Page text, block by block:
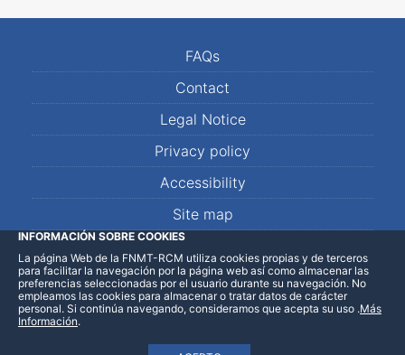
FAQs
Contact
Legal Notice
Privacy policy
Accessibility
Site map
LinkedInFacebookWhatsApp
INFORMACIÓN SOBRE COOKIES
La página Web de la FNMT-RCM utiliza cookies propias y de terceros
para facilitar la navegación por la página web así como almacenar las
preferencias seleccionadas por el usuario durante su navegación. No
empleamos las cookies para almacenar o tratar datos de carácter
personal. Si continúa navegando, consideramos que acepta su uso .Más
Información.